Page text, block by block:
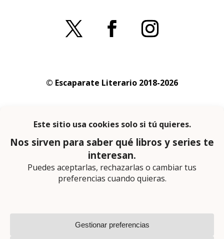
© Escaparate Literario 2018-2026
privacidad
En calidad de afiliado de Amazon obtengo
ingresos por las compras adscritas que